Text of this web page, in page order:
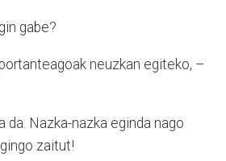
gabe?
neuzkan egiteko, –
da. Nazka-nazka eginda nago
zaitut!